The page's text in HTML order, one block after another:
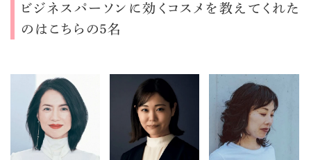
ビジネスパーソンに効くコスメを教えてくれた
のはこちらの５名